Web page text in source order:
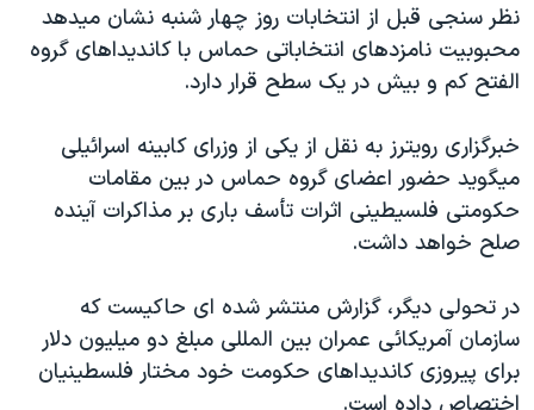
علم و فناوری
اسرائیل در جنگ
آرشیو پخش زنده
رمز مهسا
ورزش زنان در ایران
مجموعه مستندهای دادخواهی
تریبونال مردمی آبان ۹۸
دادگاه حمید نوری
قانون شفافیت دارائی کادر رهبری ایران
اعتراضات مردمی آبان ۹۸
زبانهای مختلف
نظر سنجی قبل از انتخابات روز چهار شنبه نشان ميدهد
محبوبيت نامزدهای انتخاباتی حماس با کانديداهای گروه
الفتح کم و بيش در يک سطح قرار دارد.
خبرگزاری رويترز به نقل از يکی از وزرای کابينه اسرائيلی
ميگويد حضور اعضای گروه حماس در بين مقامات
حکومتی فلسيطينی اثرات تأسف باری بر مذاکرات آينده
صلح خواهد داشت.
در تحولی ديگر، گزارش منتشر شده ای حاکيست که
سازمان آمريکائی عمران بين المللی مبلغ دو ميليون دلار
برای پيروزی کانديداهای حکومت خود مختار فلسطينيان